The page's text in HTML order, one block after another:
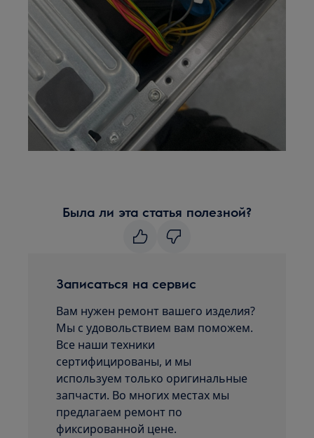
Была ли эта статья полезной?
Записаться на сервис
Вам нужен ремонт вашего изделия?
Мы с удовольствием вам поможем.
Все наши техники
сертифицированы, и мы
используем только оригинальные
запчасти. Во многих местах мы
предлагаем ремонт по
фиксированной цене.